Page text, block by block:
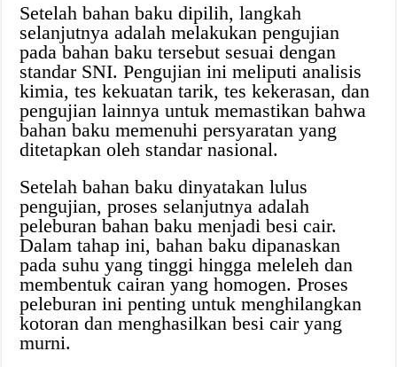
Setelah bahan baku dipilih, langkah
selanjutnya adalah melakukan pengujian
pada bahan baku tersebut sesuai dengan
standar SNI. Pengujian ini meliputi analisis
kimia, tes kekuatan tarik, tes kekerasan, dan
pengujian lainnya untuk memastikan bahwa
bahan baku memenuhi persyaratan yang
ditetapkan oleh standar nasional.
Setelah bahan baku dinyatakan lulus
pengujian, proses selanjutnya adalah
peleburan bahan baku menjadi besi cair.
Dalam tahap ini, bahan baku dipanaskan
pada suhu yang tinggi hingga meleleh dan
membentuk cairan yang homogen. Proses
peleburan ini penting untuk menghilangkan
kotoran dan menghasilkan besi cair yang
murni.